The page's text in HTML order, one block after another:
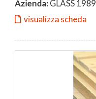
Azienda:GLASS 1989
visualizza scheda